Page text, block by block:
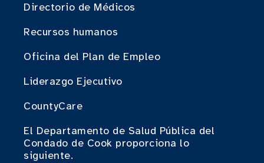
Directorio de Médicos
Recursos humanos
Oficina del Plan de Empleo
Liderazgo Ejecutivo
CountyCare
El Departamento de Salud Pública del
Condado de Cook proporciona lo
siguiente.